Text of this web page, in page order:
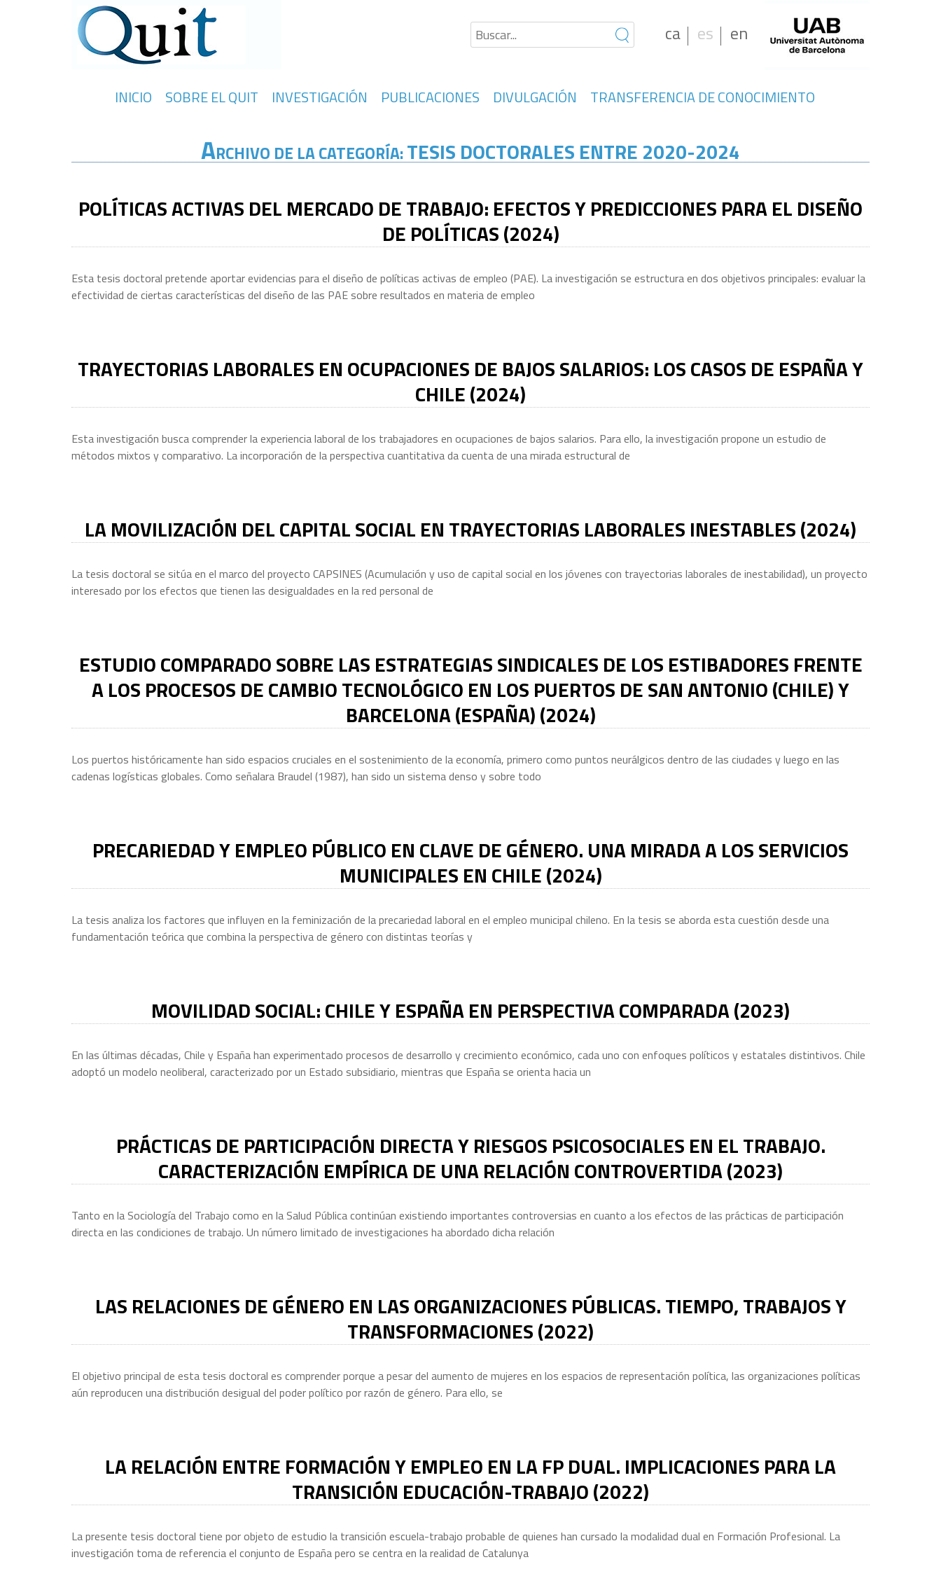
INICIO SOBRE EL QUIT INVESTIGACIÓN PUBLICACIONES DIVULGACIÓN TRANSFERENCIA DE CONOCIMIENTO
ca es en
ARCHIVO DE LA CATEGORÍA:TESIS DOCTORALES ENTRE 2020-2024
POLÍTICAS ACTIVAS DEL MERCADO DE TRABAJO: EFECTOS Y PREDICCIONES PARA EL DISEÑO
DE POLÍTICAS (2024)
Esta tesis doctoral pretende aportar evidencias para el diseño de políticas activas de empleo (PAE). La investigación se estructura en dos objetivos principales: evaluar la
efectividad de ciertas características del diseño de las PAE sobre resultados en materia de empleo
TRAYECTORIAS LABORALES EN OCUPACIONES DE BAJOS SALARIOS: LOS CASOS DE ESPAÑA Y
CHILE (2024)
Esta investigación busca comprender la experiencia laboral de los trabajadores en ocupaciones de bajos salarios. Para ello, la investigación propone un estudio de
métodos mixtos y comparativo. La incorporación de la perspectiva cuantitativa da cuenta de una mirada estructural de
LA MOVILIZACIÓN DEL CAPITAL SOCIAL EN TRAYECTORIAS LABORALES INESTABLES (2024)
La tesis doctoral se sitúa en el marco del proyecto CAPSINES (Acumulación y uso de capital social en los jóvenes con trayectorias laborales de inestabilidad), un proyecto
interesado por los efectos que tienen las desigualdades en la red personal de
ESTUDIO COMPARADO SOBRE LAS ESTRATEGIAS SINDICALES DE LOS ESTIBADORES FRENTE
A LOS PROCESOS DE CAMBIO TECNOLÓGICO EN LOS PUERTOS DE SAN ANTONIO (CHILE) Y
BARCELONA (ESPAÑA) (2024)
Los puertos históricamente han sido espacios cruciales en el sostenimiento de la economía, primero como puntos neurálgicos dentro de las ciudades y luego en las
cadenas logísticas globales. Como señalara Braudel (1987), han sido un sistema denso y sobre todo
PRECARIEDAD Y EMPLEO PÚBLICO EN CLAVE DE GÉNERO. UNA MIRADA A LOS SERVICIOS
MUNICIPALES EN CHILE (2024)
La tesis analiza los factores que influyen en la feminización de la precariedad laboral en el empleo municipal chileno. En la tesis se aborda esta cuestión desde una
fundamentación teórica que combina la perspectiva de género con distintas teorías y
MOVILIDAD SOCIAL: CHILE Y ESPAÑA EN PERSPECTIVA COMPARADA (2023)
En las últimas décadas, Chile y España han experimentado procesos de desarrollo y crecimiento económico, cada uno con enfoques políticos y estatales distintivos. Chile
adoptó un modelo neoliberal, caracterizado por un Estado subsidiario, mientras que España se orienta hacia un
PRÁCTICAS DE PARTICIPACIÓN DIRECTA Y RIESGOS PSICOSOCIALES EN EL TRABAJO.
CARACTERIZACIÓN EMPÍRICA DE UNA RELACIÓN CONTROVERTIDA (2023)
Tanto en la Sociología del Trabajo como en la Salud Pública continúan existiendo importantes controversias en cuanto a los efectos de las prácticas de participación
directa en las condiciones de trabajo. Un número limitado de investigaciones ha abordado dicha relación
LAS RELACIONES DE GÉNERO EN LAS ORGANIZACIONES PÚBLICAS. TIEMPO, TRABAJOS Y
TRANSFORMACIONES (2022)
El objetivo principal de esta tesis doctoral es comprender porque a pesar del aumento de mujeres en los espacios de representación política, las organizaciones políticas
aún reproducen una distribución desigual del poder político por razón de género. Para ello, se
LA RELACIÓN ENTRE FORMACIÓN Y EMPLEO EN LA FP DUAL. IMPLICACIONES PARA LA
TRANSICIÓN EDUCACIÓN-TRABAJO (2022)
La presente tesis doctoral tiene por objeto de estudio la transición escuela-trabajo probable de quienes han cursado la modalidad dual en Formación Profesional. La
investigación toma de referencia el conjunto de España pero se centra en la realidad de Catalunya